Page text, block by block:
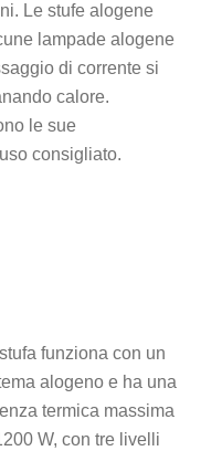
Le stufe alogene
lampade alogene
di corrente si
calore.
le sue
consigliato.
funziona con un
alogeno e ha una
termica massima
W, con tre livelli